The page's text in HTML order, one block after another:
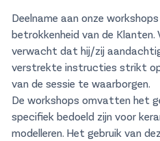
Deelname aan onze
betrokkenheid van de Klanten.
verwacht dat hij/zij
verstrekte instructies strikt
van de sessie te waarborgen.
De workshops omvatten het
specifiek bedoeld zijn voor
modelleren. Het gebruik van